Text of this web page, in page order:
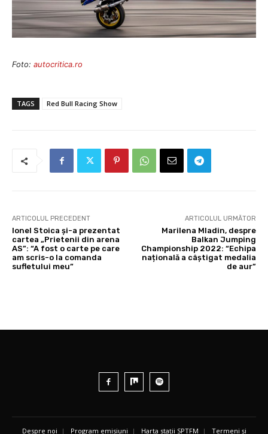
Foto: autocritica.ro
TAGS Red Bull Racing Show
ARTICOLUL PRECEDENT
Ionel Stoica și-a prezentat
cartea „Prietenii din arena
AS”: “A fost o carte pe care
am scris-o la comanda
sufletului meu”
ARTICOLUL URMĂTOR
Marilena Mladin, despre
Balkan Jumping
Championship 2022: “Echipa
națională a câștigat medalia
de aur”
Despre noi | Program emisiuni | Harta stații SPTFM | Termeni și